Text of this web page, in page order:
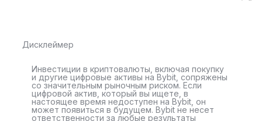
Дисклеймер
Инвестиции в криптовалюты, включая покупку
и другие цифровые активы на Bybit, сопряжены
со значительным рыночным риском. Если
цифровой актив, который вы ищете, в
настоящее время недоступен на Bybit, он
может появиться в будущем. Bybit не несет
ответственности за любые результаты